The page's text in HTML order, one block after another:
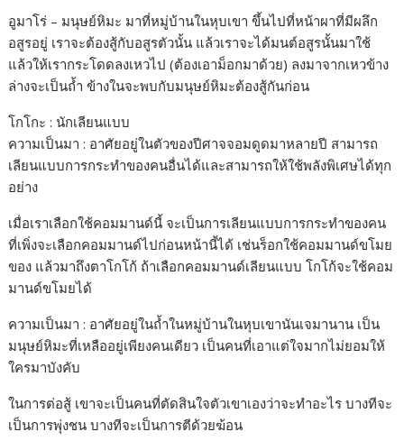
อูมาโร่ – มนุษย์หิมะ มาที่หมู่บ้านในหุบเขา ขึ้นไปที่หน้าผาที่มีผลึก
อสูรอยู่ เราจะต้องสู้กับอสูรตัวนั้น แล้วเราจะได้มนต์อสูรนั้นมาใช้
แล้วให้เรากระโดดลงเหวไป (ต้องเอาม็อกมาด้วย) ลงมาจากเหวข้าง
ล่างจะเป็นถ้ำ ข้างในจะพบกับมนุษย์หิมะต้องสู้กันก่อน
โกโกะ : นักเลียนแบบ
ความเป็นมา : อาศัยอยู่ในตัวของปีศาจจอมดูดมาหลายปี สามารถ
เลียนแบบการกระทำของคนอื่นได้และสามารถให้ใช้พลังพิเศษได้ทุก
อย่าง
เมื่อเราเลือกใช้คอมมานด์นี้ จะเป็นการเลียนแบบการกระทำของคน
ที่เพิ่งจะเลือกคอมมานด์ไปก่อนหน้านี้ได้ เช่นร็อกใช้คอมมานด์ขโมย
ของ แล้วมาถึงตาโกโก้ ถ้าเลือกคอมมานด์เลียนแบบ โกโก้จะใช้คอม
มานด์ขโมยได้
ความเป็นมา : อาศัยอยู่ในถ้ำในหมู่บ้านในหุบเขานันเจมานาน เป็น
มนุษย์หิมะที่เหลืออยู่เพียงคนเดียว เป็นคนที่เอาแต่ใจมากไม่ยอมให้
ใครมาบังคับ
ในการต่อสู้ เขาจะเป็นคนที่ตัดสินใจตัวเขาเองว่าจะทำอะไร บางทีจะ
เป็นการพุ่งชน บางทีจะเป็นการตีด้วยฆ้อน